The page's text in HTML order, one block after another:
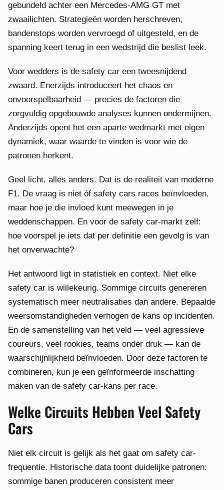
gebundeld achter een Mercedes-AMG GT met
zwaailichten. Strategieën worden herschreven,
bandenstops worden vervroegd of uitgesteld, en de
spanning keert terug in een wedstrijd die beslist leek.
Voor wedders is de safety car een tweesnijdend
zwaard. Enerzijds introduceert het chaos en
onvoorspelbaarheid — precies de factoren die
zorgvuldig opgebouwde analyses kunnen ondermijnen.
Anderzijds opent het een aparte wedmarkt met eigen
dynamiek, waar waarde te vinden is voor wie de
patronen herkent.
Geel licht, alles anders. Dat is de realiteit van moderne
F1. De vraag is niet óf safety cars races beïnvloeden,
maar hoe je die invloed kunt meewegen in je
weddenschappen. En voor de safety car-markt zelf:
hoe voorspel je iets dat per definitie een gevolg is van
het onverwachte?
Het antwoord ligt in statistiek en context. Niet elke
safety car is willekeurig. Sommige circuits genereren
systematisch meer neutralisaties dan andere. Bepaalde
weersomstandigheden verhogen de kans op incidenten.
En de samenstelling van het veld — veel agressieve
coureurs, veel rookies, teams onder druk — kan de
waarschijnlijkheid beïnvloeden. Door deze factoren te
combineren, kun je een geïnformeerde inschatting
maken van de safety car-kans per race.
Welke Circuits Hebben Veel Safety
Cars
Niet elk circuit is gelijk als het gaat om safety car-
frequentie. Historische data toont duidelijke patronen:
sommige banen produceren consistent meer